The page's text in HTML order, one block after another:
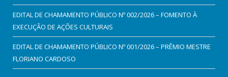
EDITAL DE CHAMAMENTO PÚBLICO Nº 002/2026 – FOMENTO À
EXECUÇÃO DE AÇÕES CULTURAIS
EDITAL DE CHAMAMENTO PÚBLICO Nº 001/2026 – PRÊMIO MESTRE
FLORIANO CARDOSO